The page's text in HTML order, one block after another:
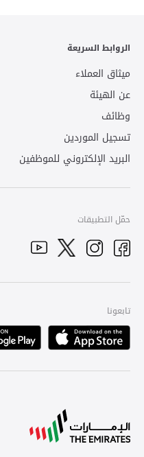
الروابط السريعة
ميثاق العملاء
عن الهيئة
وظائف
تسجيل الموردين
البريد الإلكتروني للموظفين
حمّل التطبيقات
Facebook
Instagram
Twitter
YouTube
تابعونا
Apple
Playstore
برعاية